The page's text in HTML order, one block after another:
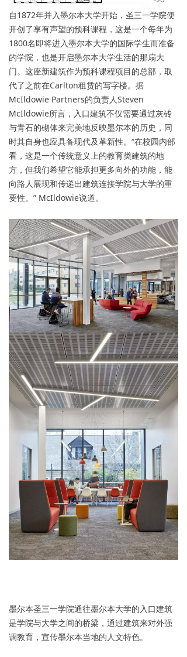
自1872年并入墨尔本大学开始，圣三一学院便
开创了享有声望的预科课程，这是一个每年为
1800名即将进入墨尔本大学的国际学生而准备
的学院，也是开启墨尔本大学生活的那扇大
门。这座新建筑作为预科课程项目的总部，取
代了之前在Carlton租赁的写字楼。据
McIldowie Partners的负责人Steven
McIldowie所言，入口建筑不仅需要通过灰砖
与青石的砌体来完美地反映墨尔本的历史，同
时其自身也应具备现代及革新性。“在校园内部
看，这是一个传统意义上的教育类建筑的地
方，但我们希望它能承担更多向外的功能，能
向路人展现和传递出建筑连接学院与大学的重
要性。” McIldowie说道。
墨尔本圣三一学院通往墨尔本大学的入口建筑
是学院与大学之间的桥梁，通过建筑来对外强
调教育，宣传墨尔本当地的人文特色。